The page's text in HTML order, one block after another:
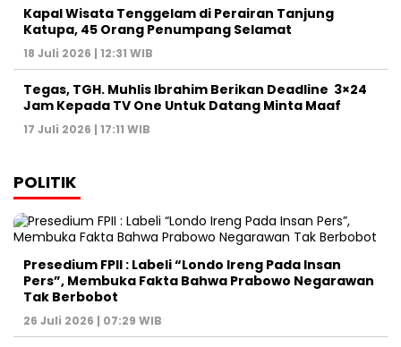
Kapal Wisata Tenggelam di Perairan Tanjung
Katupa, 45 Orang Penumpang Selamat
18 Juli 2026 | 12:31 WIB
Tegas, TGH. Muhlis Ibrahim Berikan Deadline 3×24
Jam Kepada TV One Untuk Datang Minta Maaf
17 Juli 2026 | 17:11 WIB
POLITIK
Presedium FPII : Labeli “Londo Ireng Pada Insan
Pers”, Membuka Fakta Bahwa Prabowo Negarawan
Tak Berbobot
26 Juli 2026 | 07:29 WIB